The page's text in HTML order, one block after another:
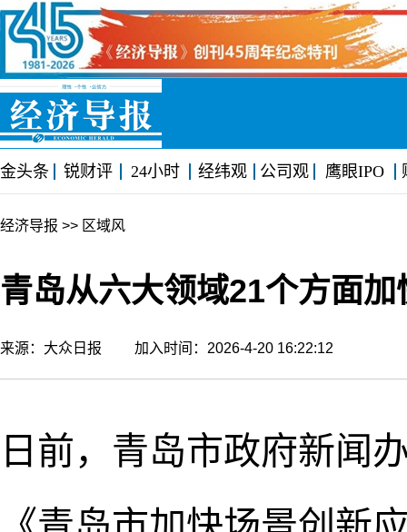
金头条 锐财评 24小时 经纬观 公司观 鹰眼IPO
经济导报 >> 区域风
青岛从六大领域21个方面
来源：大众日报 加入时间：2026-4-20 16:22:12
日前，青岛市政府新闻